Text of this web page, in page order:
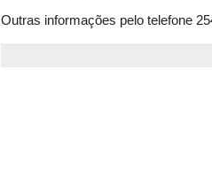
Outras informações pelo telefone